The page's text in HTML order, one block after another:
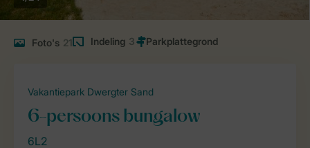
Foto's 21 Indeling 3
Vakantiepark Dwergter Sand
6-persoons bungalow
6L2